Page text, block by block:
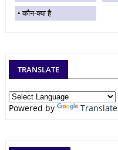
कौन-क्या है
TRANSLATE
Powered by Translate